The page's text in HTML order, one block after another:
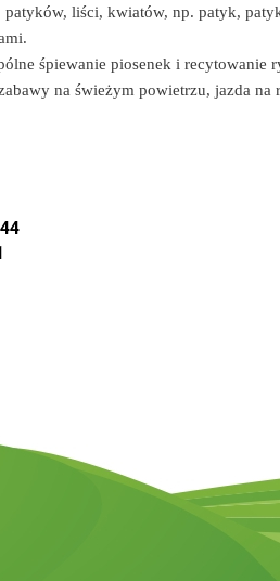
liści, kwiatów, np. patyk,
śpiewanie piosenek i recytowanie
na świeżym powietrzu, jazda na